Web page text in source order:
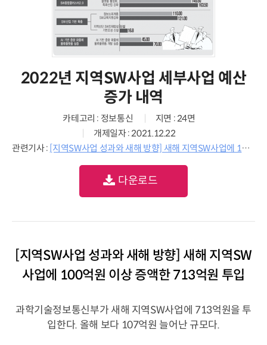
2022년 지역SW사업 세부사업 예산
증가 내역
카테고리 : 정보통신
지면 : 24면
개제일자 : 2021.12.22
관련기사 : [지역SW사업 성과와 새해 방향] 새해 지역SW사업에 100억원 이상 증액한 713억원 투입
다운로드
[지역SW사업 성과와 새해 방향] 새해 지역SW
사업에 100억원 이상 증액한 713억원 투입
과학기술정보통신부가 새해 지역SW사업에 713억원을 투
입한다. 올해 보다 107억원 늘어난 규모다.